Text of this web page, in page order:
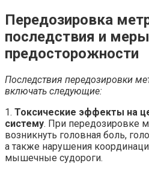
Передозировка
последствия и меры
предосторожности
Последствия передозировки
включать следующие:
1. Токсические эффекты на
систему. При передозировке
возникнуть головная боль,
а также нарушения
мышечные судороги.